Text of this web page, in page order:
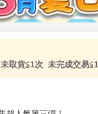
元-加固紙箱包裝》